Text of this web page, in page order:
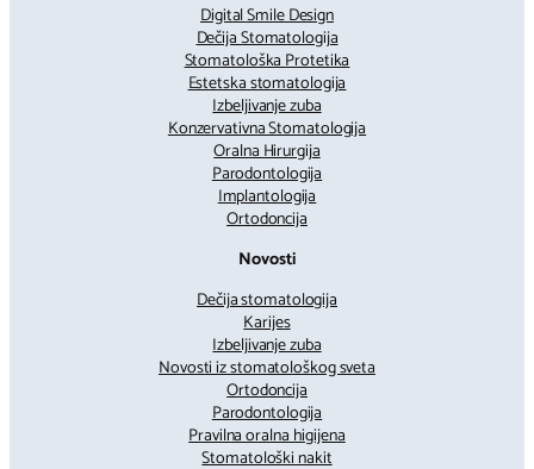
Digital Smile Design
Dečija Stomatologija
Stomatološka Protetika
Estetska stomatologija
Izbeljivanje zuba
Konzervativna Stomatologija
Oralna Hirurgija
Parodontologija
Implantologija
Ortodoncija
Novosti
Dečija stomatologija
Karijes
Izbeljivanje zuba
Novosti iz stomatološkog sveta
Ortodoncija
Parodontologija
Pravilna oralna higijena
Stomatološki nakit